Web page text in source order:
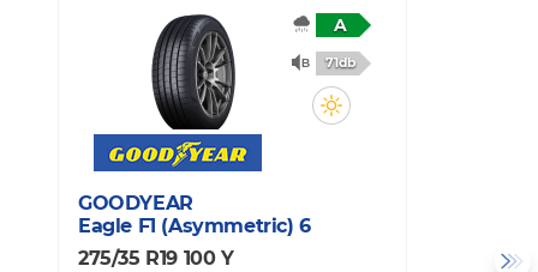
A
71db
GOODYEAR
Eagle F1 (Asymmetric) 6
275/35 R19 100 Y